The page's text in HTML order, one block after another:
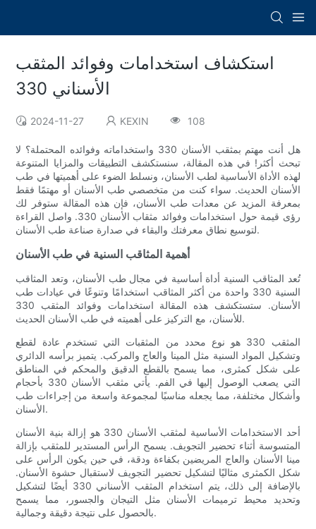
استكشاف استخدامات وفوائد المثقب
الأسناني 330
2024-11-27 KEXIN 108
هل أنت مهتم بمثقب الأسنان 330 واستخداماته وفوائده المحتملة؟ لا
تبحث أكثر! في هذه المقالة، سنستكشف التطبيقات والمزايا المتنوعة
لهذه الأداة الأساسية لطب الأسنان، ونسلط الضوء على أهميتها في طب
الأسنان الحديث. سواء كنت من متخصصي طب الأسنان أو مهتمًا فقط
بمعرفة المزيد عن معدات طب الأسنان، فإن هذه المقالة ستوفر لك
رؤى قيمة حول استخدامات وفوائد مثقاب الأسنان 330. واصل القراءة
لتوسيع نطاق معرفتك والبقاء في صدارة صناعة طب الأسنان.
أهمية المثاقب السنية في طب الأسنان
تُعد المثاقب السنية أداة أساسية في مجال طب الأسنان، وتعد المثاقب
السنية 330 واحدة من أكثر المثاقب استخدامًا وتنوعًا في عيادات طب
الأسنان. ستستكشف هذه المقالة استخدامات وفوائد المثقب 330
للأسنان، مع التركيز على أهميته في طب الأسنان الحديث.
المثقب 330 هو نوع محدد من المثقبات التي تستخدم عادة لقطع
وتشكيل المواد السنية مثل المينا والعاج والمركب. يتميز برأسه الدائري
على شكل كمثرى، مما يسمح بالقطع الدقيق والمحكم في المناطق
التي يصعب الوصول إليها في الفم. يأتي مثقب الأسنان 330 بأحجام
وأشكال مختلفة، مما يجعله مناسبًا لمجموعة واسعة من إجراءات طب
الأسنان.
أحد الاستخدامات الأساسية لمثقب الأسنان 330 هو إزالة بنية الأسنان
المتسوسة أثناء تحضير التجويف. يسمح الرأس المستدير للمثقب بإزالة
مينا الأسنان والعاج المريضين بكفاءة ودقة، في حين يكون الرأس على
شكل الكمثرى مثاليًا لتشكيل تحضير التجويف لاستقبال حشوة الأسنان.
بالإضافة إلى ذلك، يتم استخدام المثقب الأسناني 330 أيضًا لتشكيل
وتحديد محيط ترميمات الأسنان مثل التيجان والجسور، مما يسمح
بالحصول على نتيجة دقيقة وجمالية.